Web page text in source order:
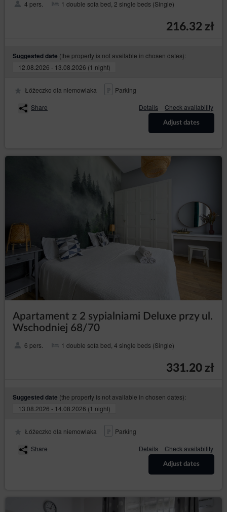
4 pers. 1 double sofa bed, 2 single beds (Single)
216.32 zł
Suggested date (the property is not available in chosen dates):
12.08.2026 - 13.08.2026 (1 night)
Łóżeczko dla niemowlaka
Parking
Share
Details Check availability
Adjust dates
Apartament z 2 sypialniami Deluxe przy ul.
Wschodniej 68/70
6 pers. 1 double sofa bed, 4 single beds (Single)
331.20 zł
Suggested date (the property is not available in chosen dates):
13.08.2026 - 14.08.2026 (1 night)
Łóżeczko dla niemowlaka
Parking
Share
Details Check availability
Adjust dates